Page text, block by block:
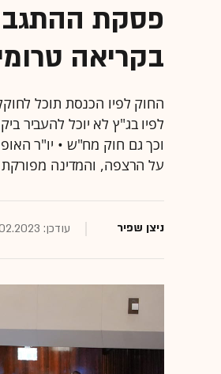
בקריאה
לפיו בג"ץ לא יוכל להעביר
וכך גם חוק מח"ש • יו"ר
על הרצפה, והמדינה
ניצן שפיר עודכן: 22.02.2023, 14:39